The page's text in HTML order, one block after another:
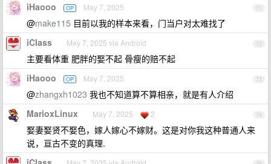
71
iHaooo OP May 7, 2025
@make115 目前以我的样本来看，门当户对太难找了
72
iClass May 7, 2025 via Android
主要看体重 肥胖的娶不起 骨瘦的赔不起
73
iHaooo OP May 7, 2025
@zhangxh1023 我也不知道算不算相亲，就是有人介绍
74
MarioxLinux May 7, 2025 2
娶妻娶贤不娶色，嫁人嫁心不嫁财。这是对你我这种普通人来
说，亘古不变的真理.